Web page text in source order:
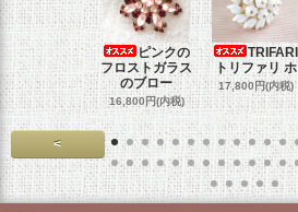
ピンクの
フロストガラス
のブロー
16,800円(内税)
TRIFARI
トリファリ ホ
17,800円(内税)
<